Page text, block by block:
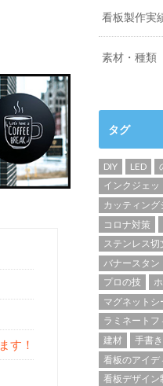
す！
看板製作実
素材・種類
タグ
DIY LED
インクジェッ
カッティング
コロナ対策
ステンレス切
バナースタン
プロの技
マグネットシ
ラミネートフ
建材
手書
看板のアイデ
看板デザイン